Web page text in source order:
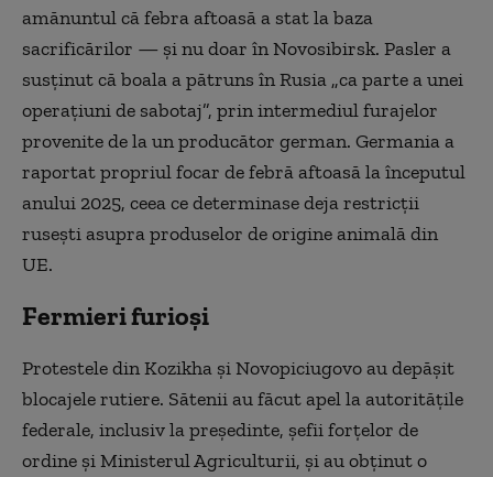
amănuntul că febra aftoasă a stat la baza
sacrificărilor — și nu doar în Novosibirsk. Pasler a
susținut că boala a pătruns în Rusia „ca parte a unei
operațiuni de sabotaj”, prin intermediul furajelor
provenite de la un producător german. Germania a
raportat propriul focar de febră aftoasă la începutul
anului 2025, ceea ce determinase deja restricții
rusești asupra produselor de origine animală din
UE.
Fermieri furioși
Protestele din Kozikha și Novopiciugovo au depășit
blocajele rutiere. Sătenii au făcut apel la autoritățile
federale, inclusiv la președinte, șefii forțelor de
ordine și Ministerul Agriculturii, și au obținut o